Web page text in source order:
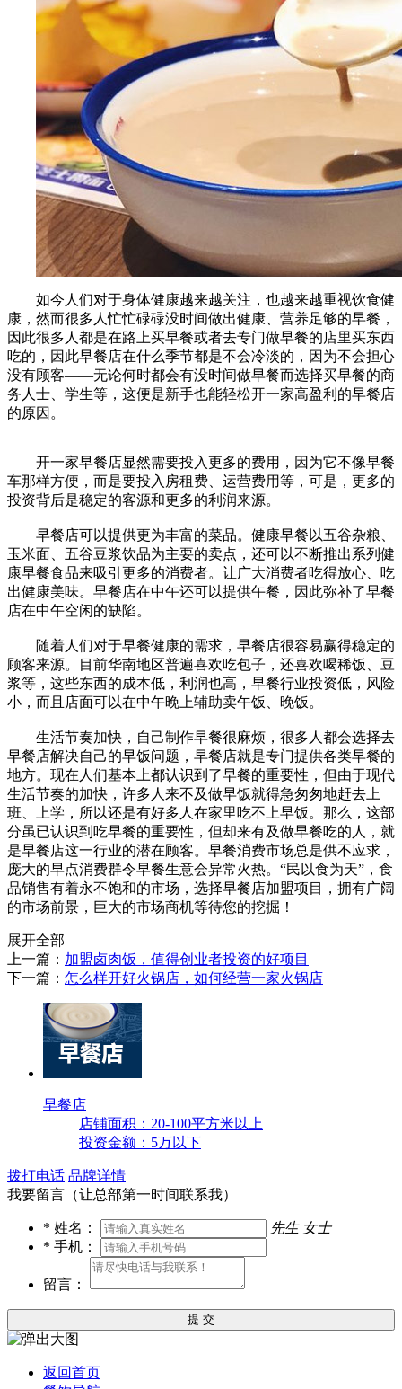
如今人们对于身体健康越来越关注，也越来越重视饮食健
康，然而很多人忙忙碌碌没时间做出健康、营养足够的早餐，
因此很多人都是在路上买早餐或者去专门做早餐的店里买东西
吃的，因此早餐店在什么季节都是不会冷淡的，因为不会担心
没有顾客——无论何时都会有没时间做早餐而选择买早餐的商
务人士、学生等，这便是新手也能轻松开一家高盈利的早餐店
的原因。
开一家早餐店显然需要投入更多的费用，因为它不像早餐
车那样方便，而是要投入房租费、运营费用等，可是，更多的
投资背后是稳定的客源和更多的利润来源。
早餐店可以提供更为丰富的菜品。健康早餐以五谷杂粮、
玉米面、五谷豆浆饮品为主要的卖点，还可以不断推出系列健
康早餐食品来吸引更多的消费者。让广大消费者吃得放心、吃
出健康美味。早餐店在中午还可以提供午餐，因此弥补了早餐
店在中午空闲的缺陷。
随着人们对于早餐健康的需求，早餐店很容易赢得稳定的
顾客来源。目前华南地区普遍喜欢吃包子，还喜欢喝稀饭、豆
浆等，这些东西的成本低，利润也高，早餐行业投资低，风险
小，而且店面可以在中午晚上辅助卖午饭、晚饭。
生活节奏加快，自己制作早餐很麻烦，很多人都会选择去
早餐店解决自己的早饭问题，早餐店就是专门提供各类早餐的
地方。现在人们基本上都认识到了早餐的重要性，但由于现代
生活节奏的加快，许多人来不及做早饭就得急匆匆地赶去上
班、上学，所以还是有好多人在家里吃不上早饭。那么，这部
分虽已认识到吃早餐的重要性，但却来有及做早餐吃的人，就
是早餐店这一行业的潜在顾客。早餐消费市场总是供不应求，
庞大的早点消费群令早餐生意会异常火热。“民以食为天”，食
品销售有着永不饱和的市场，选择早餐店加盟项目，拥有广阔
的市场前景，巨大的市场商机等待您的挖掘！
展开全部
上一篇： 加盟卤肉饭，值得创业者投资的好项目
下一篇： 怎么样开好火锅店，如何经营一家火锅店
早餐店
店铺面积：20-100平方米以上
投资金额：5万以下
拨打电话 品牌详情
我要留言（让总部第一时间联系我）
* 姓名： 先生 女士
* 手机：
留言：
提 交
返回首页